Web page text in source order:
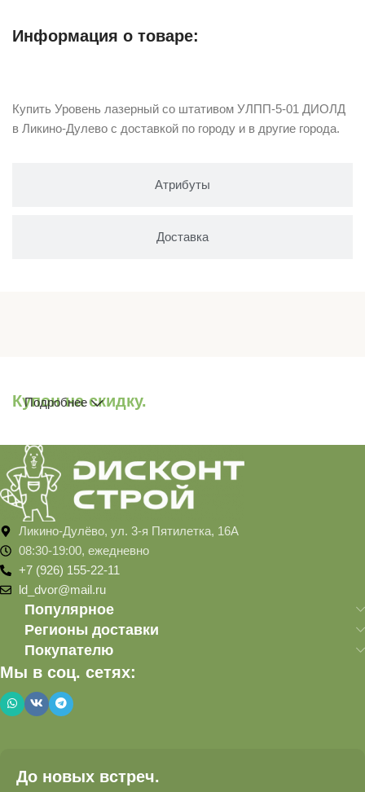
Информация о товаре:
Атрибуты
Доставка
Купить Уровень лазерный со штативом УЛПП-5-01 ДИОЛД
в Ликино-Дулево с доставкой по городу и в другие города.
Купон на скидку.
Подробнее
Ликино-Дулёво, ул. 3-я Пятилетка, 16А
08:30-19:00, ежедневно
+7 (926) 155-22-11
ld_dvor@mail.ru
Популярное
Регионы доставки
Покупателю
Мы в соц. сетях:
До новых встреч.